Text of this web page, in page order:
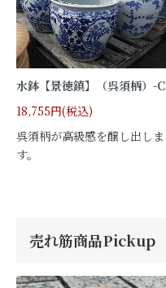
水鉢【景徳鎮】（呉須柄）-C
18,755円(税込)
呉須柄が高級感を醸し出しま
す。
売れ筋商品Pickup